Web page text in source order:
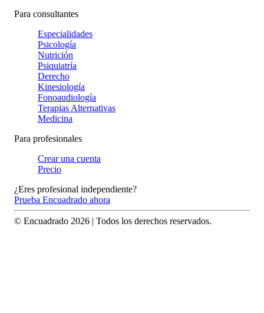
Para consultantes
Especialidades
Psicología
Nutrición
Psiquiatría
Derecho
Kinesiología
Fonoaudiología
Terapias Alternativas
Medicina
Para profesionales
Crear una cuenta
Precio
¿Eres profesional independiente?
Prueba Encuadrado ahora
© Encuadrado 2026 | Todos los derechos reservados.